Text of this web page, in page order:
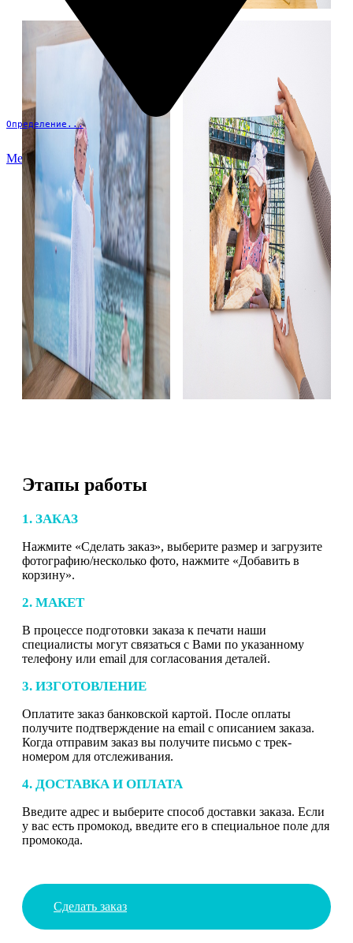
Определение...
Меню
Этапы работы
1. ЗАКАЗ
Нажмите «Сделать заказ», выберите размер и загрузите
фотографию/несколько фото, нажмите «Добавить в
корзину».
2. МАКЕТ
В процессе подготовки заказа к печати наши
специалисты могут связаться с Вами по указанному
телефону или email для согласования деталей.
3. ИЗГОТОВЛЕНИЕ
Оплатите заказ банковской картой. После оплаты
получите подтверждение на email с описанием заказа.
Когда отправим заказ вы получите письмо с трек-
номером для отслеживания.
4. ДОСТАВКА И ОПЛАТА
Введите адрес и выберите способ доставки заказа. Если
у вас есть промокод, введите его в специальное поле для
промокода.
Сделать заказ